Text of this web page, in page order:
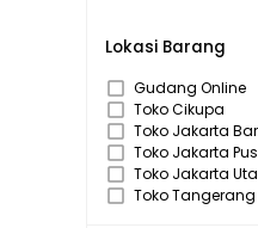
Lokasi Barang
Gudang Online
Toko Cikupa
Toko Jakarta
Toko Jakarta
Toko Jakarta
Toko Tangerang